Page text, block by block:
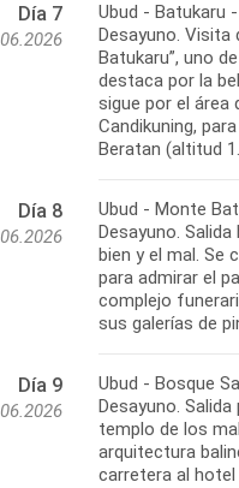
Día 7
Ubud - Batukaru
Desayuno.
Batukaru”, uno
destaca por la
sigue por el área
Candikuning,
Beratan (altitud
Día 8
Ubud - Monte
Desayuno.
bien y el mal. Se
para admirar el
complejo
sus galerías de
Día 9
Ubud - Bosque
Desayuno.
templo de los
arquitectura
carretera al hotel